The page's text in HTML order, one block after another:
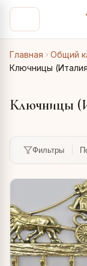
Главная Общий
Ключницы
Ключницы
Фильтры